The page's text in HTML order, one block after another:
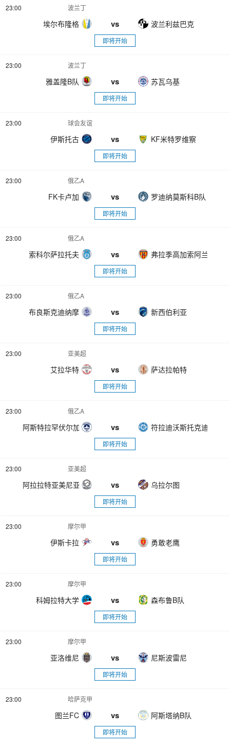
23:00 波兰丁
埃尔布隆格 vs 波兰利兹巴克
即将开始
23:00 波兰丁
雅盖隆B队 vs 苏瓦乌基
即将开始
23:00 球会友谊
伊斯托古 vs KF米特罗维察
即将开始
23:00 俄乙A
FK卡卢加 vs 罗迪纳莫斯科B队
即将开始
23:00 俄乙A
索科尔萨拉托夫 vs 弗拉季高加索阿兰尼亚
即将开始
23:00 俄乙A
布良斯克迪纳摩 vs 新西伯利亚
即将开始
23:00 亚美超
艾拉华特 vs 萨达拉帕特
即将开始
23:00 俄乙A
阿斯特拉罕伏尔加 vs 符拉迪沃斯托克迪纳摩
即将开始
23:00 亚美超
阿拉拉特亚美尼亚 vs 乌拉尔图
即将开始
23:00 摩尔甲
伊斯卡拉 vs 勇敢老鹰
即将开始
23:00 摩尔甲
科姆拉特大学 vs 森布鲁B队
即将开始
23:00 摩尔甲
亚洛维尼 vs 尼斯波雷尼
即将开始
23:00 哈萨克甲
图兰FC vs 阿斯塔纳B队
即将开始